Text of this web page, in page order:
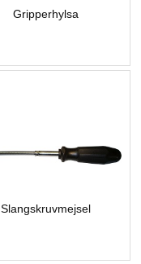
Gripperhylsa
Slangskruvmejsel